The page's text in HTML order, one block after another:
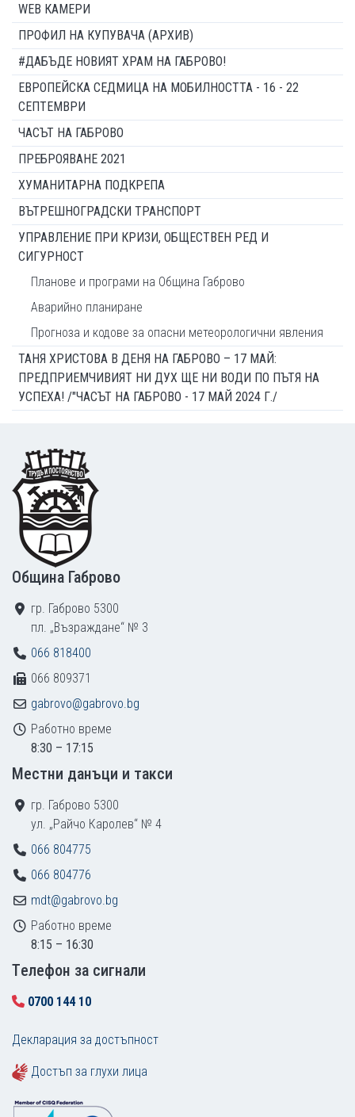
WEB КАМЕРИ
ПРОФИЛ НА КУПУВАЧА (АРХИВ)
#ДАБЪДЕ НОВИЯТ ХРАМ НА ГАБРОВО!
ЕВРОПЕЙСКА СЕДМИЦА НА МОБИЛНОСТТА - 16 - 22
СЕПТЕМВРИ
ЧАСЪТ НА ГАБРОВО
ПРЕБРОЯВАНЕ 2021
ХУМАНИТАРНА ПОДКРЕПА
ВЪТРЕШНОГРАДСКИ ТРАНСПОРТ
УПРАВЛЕНИЕ ПРИ КРИЗИ, ОБЩЕСТВЕН РЕД И
СИГУРНОСТ
Планове и програми на Община Габрово
Аварийно планиране
Прогноза и кодове за опасни метеорологични явления
ТАНЯ ХРИСТОВА В ДЕНЯ НА ГАБРОВО – 17 МАЙ:
ПРЕДПРИЕМЧИВИЯТ НИ ДУХ ЩЕ НИ ВОДИ ПО ПЪТЯ НА
УСПЕХА! /"ЧАСЪТ НА ГАБРОВО - 17 МАЙ 2024 Г./
Footer
Община Габрово
гр. Габрово 5300
пл. „Възраждане“ № 3
066 818400
066 809371
gabrovo@gabrovo.bg
Работно време
8:30 – 17:15
Местни данъци и такси
гр. Габрово 5300
ул. „Райчо Каролев“ № 4
066 804775
066 804776
mdt@gabrovo.bg
Работно време
8:15 – 16:30
Tелефон за сигнали
0700 144 10
Декларация за достъпност
Достъп за глухи лица